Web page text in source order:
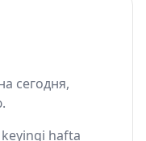
сегодня,
hafta